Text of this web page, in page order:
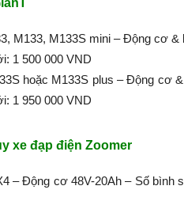
M133, M133S mini – Động cơ
1 500 000 VND
hoặc M133S plus – Động cơ
1 950 000 VND
xe đạp điện Zoomer
– Động cơ 48V-20Ah – Số bình